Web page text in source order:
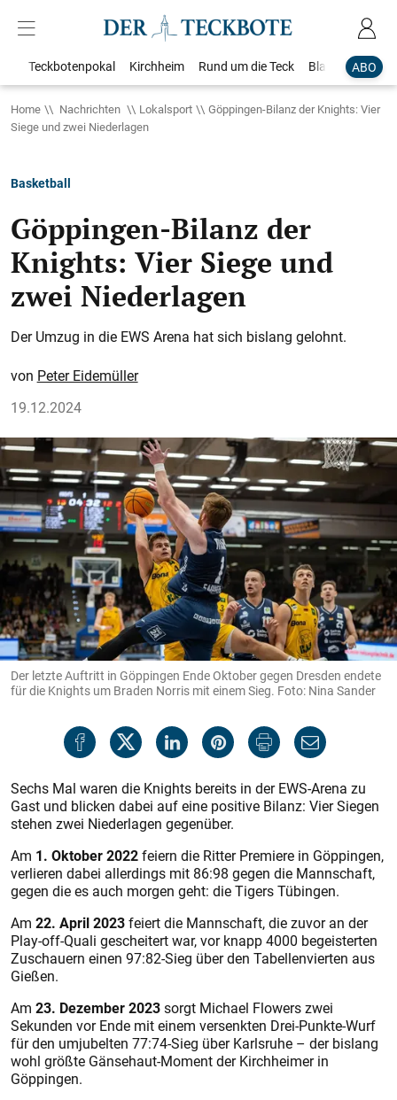
ABO
Teckbotenpokal Kirchheim Rund um die Teck Blaulicht
Home Nachrichten Lokalsport
Göppingen-Bilanz der Knights: Vier
Siege und zwei Niederlagen
Basketball
Göppingen-Bilanz der
Knights: Vier Siege und
zwei Niederlagen
Der Umzug in die EWS Arena hat sich bislang gelohnt.
Peter Eidemüller
19.12.2024
Der letzte Auftritt in Göppingen Ende Oktober gegen Dresden endete
für die Knights um Braden Norris mit einem Sieg. Foto: Nina Sander
Sechs Mal waren die Knights bereits in der EWS-Arena zu
Gast und blicken dabei auf eine positive Bilanz: Vier Siegen
stehen zwei Niederlagen gegenüber.
Am 1. Oktober 2022feiern die Ritter Premiere in Göppingen,
verlieren dabei allerdings mit 86:98 gegen die Mannschaft,
gegen die es auch morgen geht: die Tigers Tübingen.
Am 22. April 2023feiert die Mannschaft, die zuvor an der
Play-off-Quali gescheitert war, vor knapp 4000 begeisterten
Zuschauern einen 97:82-Sieg über den Tabellenvierten aus
Gießen.
Am 23. Dezember 2023sorgt Michael Flowers zwei
Sekunden vor Ende mit einem versenkten Drei-Punkte-Wurf
für den umjubelten 77:74-Sieg über Karlsruhe – der bislang
wohl größte Gänsehaut-Moment der Kirchheimer in
Göppingen.